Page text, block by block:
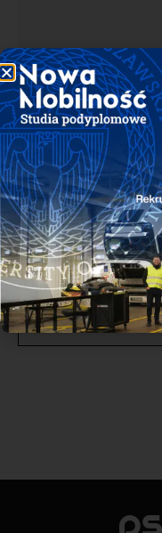
Pobierz
Zobacz, kto należy
Nasi członkowie